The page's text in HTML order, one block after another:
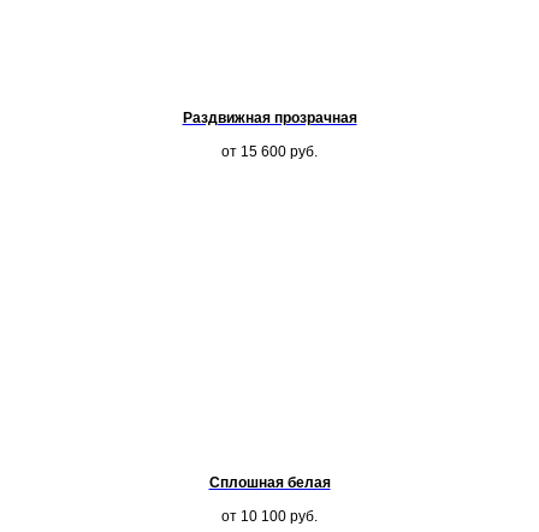
Раздвижная прозрачная
от 15 600 руб.
Сплошная белая
от 10 100 руб.